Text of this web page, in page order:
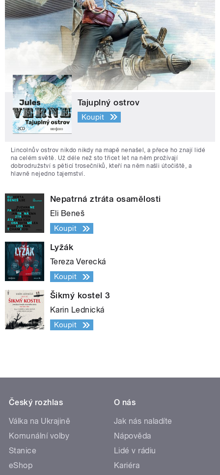
Tajuplný ostrov
Koupit
Lincolnův ostrov nikdo nikdy na mapě nenašel, a přece ho znají lidé
na celém světě. Už déle než sto třicet let na něm prožívají
dobrodružství s pěticí trosečníků, kteří na něm našli útočiště, a
hlavně nejedno tajemství.
Nepatrná ztráta osamělosti
Eli Beneš
Koupit
Lyžák
Tereza Verecká
Koupit
Šikmý kostel 3
Karin Lednická
Koupit
Český rozhlas
Válka na Ukrajině
Komunální volby
Stanice
eShop
O nás
Jak nás naladíte
Nápověda
Lidé v rádiu
Kariéra